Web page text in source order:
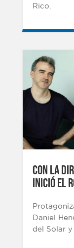
Rico.
CON LA
INICIÓ EL
Daniel
del Solar y